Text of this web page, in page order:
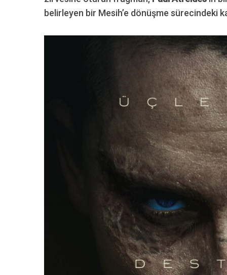
belirleyen bir Mesih’e dönüşme sürecindeki